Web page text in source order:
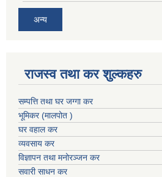
अन्य
राजस्व तथा कर शुल्कहरु
सम्पत्ति तथा घर जग्गा कर
भूमिकर (मालपोत )
घर वहाल कर
व्यवसाय कर
विज्ञापन तथा मनोरञ्जन कर
सवारी साधन कर